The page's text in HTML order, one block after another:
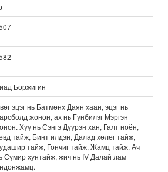
Боржигин
эцэг нь Батмөнх Даян хаан, эцэг нь
жонон, ах нь Гүнбилэг Мэргэн
Хүү нь Сэнгэ Дүүрэн хан, Галт ноён,
тайж, Бинт илдэн, Далад хөлөг тайж,
тайж, Гончиг тайж, Жамц тайж. Ач
Сүмир хунтайж, жич нь IV Далай лам